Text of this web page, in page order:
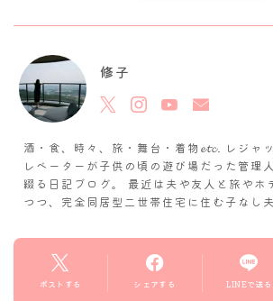
修子
酒・食、時々、旅・舞台・着物𝓮𝓽𝓬. レジャ
レベーターが子供の頃の遊び場だった管理
綴る日記ブログ。 最近は夫や友人と旅やホ
つつ、完全同居型二世帯住宅に住む子なし夫
ポストする シェアする LINEで送る